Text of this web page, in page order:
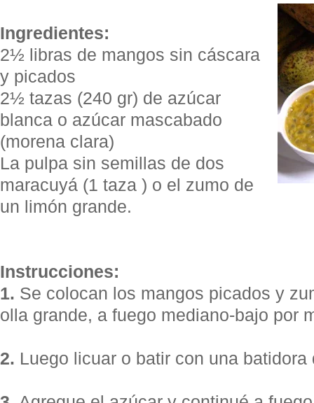
Ingredientes:
2½ libras de mangos sin cáscara
y picados
2½ tazas (240 gr) de azúcar
blanca o azúcar mascabado
(morena clara)
La pulpa sin semillas de dos
maracuyá (1 taza ) o el zumo de
un limón grande.
Instrucciones:
1. Se colocan los mangos picados y
olla grande, a fuego mediano-bajo por
2. Luego licuar o batir con una batidora